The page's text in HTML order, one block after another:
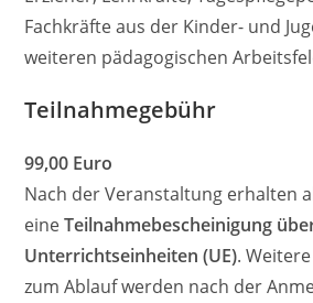
Fachkräfte aus der Kinder- und
weiteren pädagogischen
Teilnahmegebühr
99,00 Euro
Nach der Veranstaltung erhalten
eineTeilnahmebescheinigung
Unterrichtseinheiten (UE).
zum Ablauf werden nach der